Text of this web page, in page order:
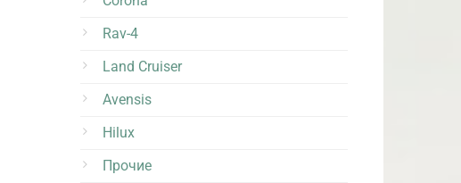
Rav-4
Land Cruiser
Avensis
Hilux
Прочие